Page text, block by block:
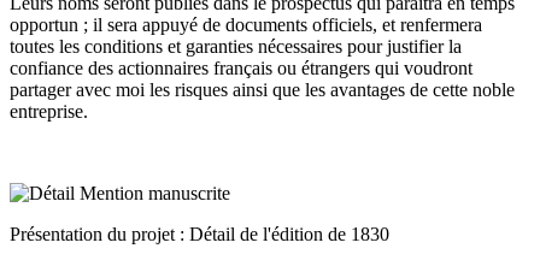
opportun ; il sera appuyé de documents officiels, et renfermera
toutes les conditions et garanties nécessaires pour justifier la
confiance des actionnaires français ou étrangers qui voudront
partager avec moi les risques ainsi que les avantages de cette noble
entreprise.
Présentation du projet : Détail de l'édition de 1830